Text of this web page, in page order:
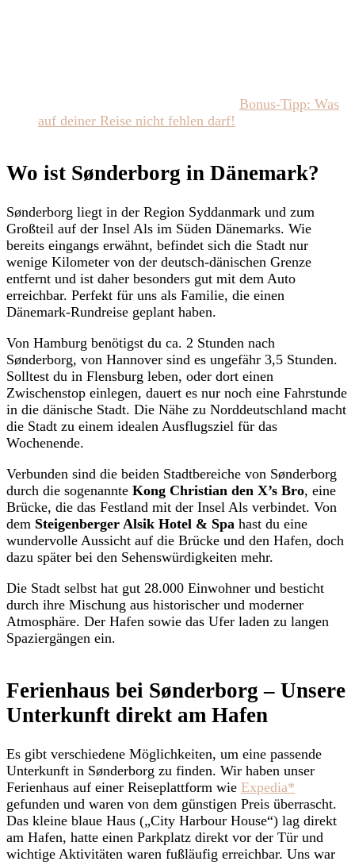
Bonus-Tipp: Was
auf deiner Reise nicht fehlen darf!
Wo ist Sønderborg in Dänemark?
Sønderborg liegt in der Region Syddanmark und zum
Großteil auf der Insel Als im Süden Dänemarks. Wie
bereits eingangs erwähnt, befindet sich die Stadt nur
wenige Kilometer von der deutsch-dänischen Grenze
entfernt und ist daher besonders gut mit dem Auto
erreichbar. Perfekt für uns als Familie, die einen
Dänemark-Rundreise geplant haben.
Von Hamburg benötigst du ca. 2 Stunden nach
Sønderborg, von Hannover sind es ungefähr 3,5 Stunden.
Solltest du in Flensburg leben, oder dort einen
Zwischenstop einlegen, dauert es nur noch eine Fahrstunde
in die dänische Stadt. Die Nähe zu Norddeutschland macht
die Stadt zu einem idealen Ausflugsziel für das
Wochenende.
Verbunden sind die beiden Stadtbereiche von Sønderborg
durch die sogenannte Kong Christian den X’s Bro, eine
Brücke, die das Festland mit der Insel Als verbindet. Von
dem Steigenberger Alsik Hotel & Spa hast du eine
wundervolle Aussicht auf die Brücke und den Hafen, doch
dazu später bei den Sehenswürdigkeiten mehr.
Die Stadt selbst hat gut 28.000 Einwohner und besticht
durch ihre Mischung aus historischer und moderner
Atmosphäre. Der Hafen sowie das Ufer laden zu langen
Spaziergängen ein.
Ferienhaus bei Sønderborg – Unsere
Unterkunft direkt am Hafen
Es gibt verschiedene Möglichkeiten, um eine passende
Unterkunft in Sønderborg zu finden. Wir haben unser
Ferienhaus auf einer Reiseplattform wie Expedia*
gefunden und waren von dem günstigen Preis überrascht.
Das kleine blaue Haus („City Harbour House“) lag direkt
am Hafen, hatte einen Parkplatz direkt vor der Tür und
wichtige Aktivitäten waren fußläufig erreichbar. Uns war